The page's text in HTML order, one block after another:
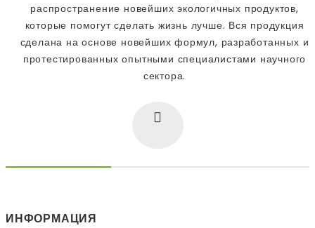
распространение новейших экологичных продуктов,
которые помогут сделать жизнь лучше. Вся продукция
сделана на основе новейших формул, разработанных и
протестированных опытными специалистами научного
сектора.
ИНФОРМАЦИЯ